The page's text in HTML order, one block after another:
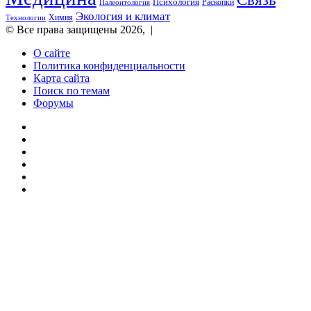
После
поимки
его
Палеонтология
Технологии Химия Экология и климат
© Все права защищены 2026, |
О сайте
Политика конфиденциальности
Карта сайта
Поиск по темам
Форумы